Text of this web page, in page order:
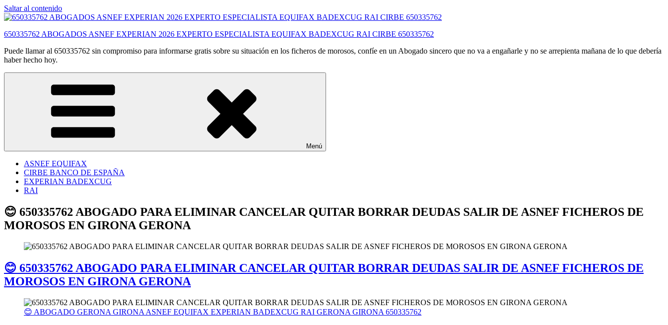
Saltar al contenido
650335762 ABOGADOS ASNEF EXPERIAN 2026 EXPERTO ESPECIALISTA EQUIFAX BADEXCUG RAI CIRBE 650335762
Puede llamar al 650335762 sin compromiso para informarse gratis sobre su situación en los ficheros de morosos, confíe en un Abogado sincero que no va a engañarle y no se arrepienta mañana de lo que debería
haber hecho hoy.
Menú
ASNEF EQUIFAX
CIRBE BANCO DE ESPAÑA
EXPERIAN BADEXCUG
RAI
😊 650335762 ABOGADO PARA ELIMINAR CANCELAR QUITAR BORRAR DEUDAS SALIR DE ASNEF FICHEROS DE
MOROSOS EN GIRONA GERONA
😊 650335762 ABOGADO PARA ELIMINAR CANCELAR QUITAR BORRAR DEUDAS SALIR DE ASNEF FICHEROS DE
MOROSOS EN GIRONA GERONA
😊 ABOGADO GERONA GIRONA ASNEF EQUIFAX EXPERIAN BADEXCUG RAI GERONA GIRONA 650335762